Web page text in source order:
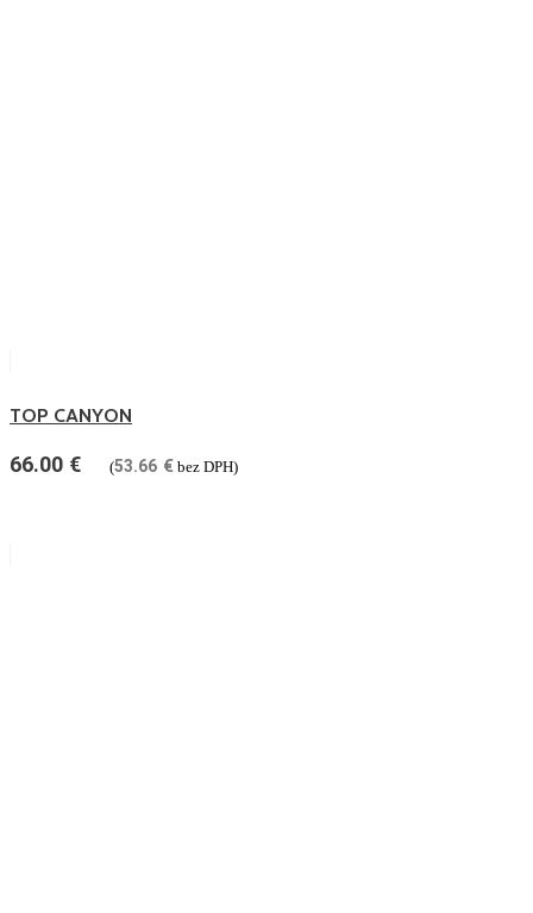
TOP CANYON
66.00 € (53.66 € bez DPH)